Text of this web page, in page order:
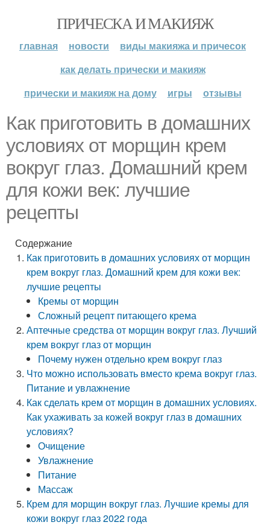
ПРИЧЕСКА И МАКИЯЖ
главная новости
виды макияжа и причесок
как делать прически и макияж
прически и макияж на дому
игры отзывы
Как приготовить в домашних
условиях от морщин крем
вокруг глаз. Домашний крем
для кожи век: лучшие
рецепты
Содержание
Как приготовить в домашних условиях от морщин
крем вокруг глаз. Домашний крем для кожи век:
лучшие рецепты
Кремы от морщин
Сложный рецепт питающего крема
Аптечные средства от морщин вокруг глаз. Лучший
крем вокруг глаз от морщин
Почему нужен отдельно крем вокруг глаз
Что можно использовать вместо крема вокруг глаз.
Питание и увлажнение
Как сделать крем от морщин в домашних условиях.
Как ухаживать за кожей вокруг глаз в домашних
условиях?
Очищение
Увлажнение
Питание
Массаж
Крем для морщин вокруг глаз. Лучшие кремы для
кожи вокруг глаз 2022 года